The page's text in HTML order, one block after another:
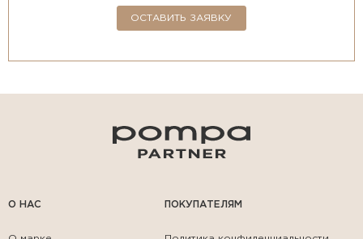
О НАС ПОКУПАТЕЛЯМ
ОСТАВИТЬ ЗАЯВКУ